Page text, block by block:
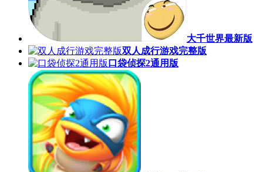
大千世界最新版
双人成行游戏完整版
口袋侦探2通用版